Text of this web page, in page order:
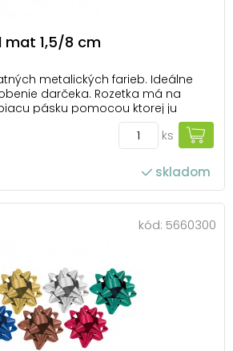
mat 1,5/8 cm
metalických farieb. Ideálne
darčeka. Rozetka má na
pásku pomocou ktorej ju
Balenie: 50 ks Priemer: 80 mm
strieborná, zlatá, zelená,
Všetkých 50 ks j...
ks
skladom
kód: 5660300